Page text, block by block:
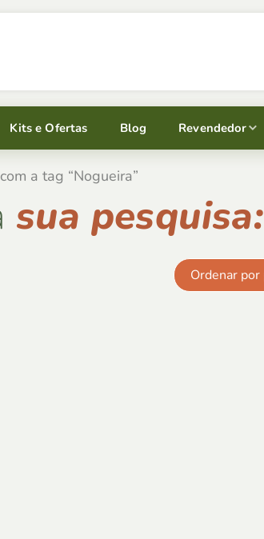
Kits e Ofertas Blog Revendedor
a tag “Nogueira”
sua pesquisa: